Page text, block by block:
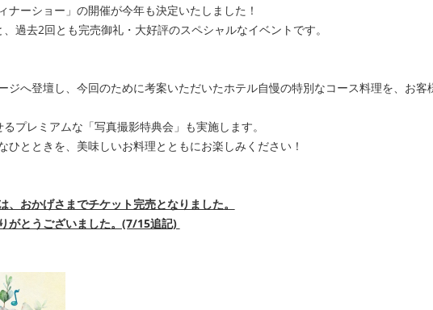
ーショー」の開催が今年も決定いたしました！
過去2回とも完売御礼・大好評のスペシャルなイベントです。
ジへ登壇し、今回のために考案いただいたホテル自慢の特別なコース料理を、お
プレミアムな「写真撮影特典会」も実施します。
とときを、美味しいお料理とともにお楽しみください！
、おかげさまでチケット完売となりました。
がとうございました。(7/15追記)